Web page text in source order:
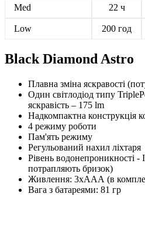
Med 22 ч
Low 200 год
Black Diamond Astro
Плавна зміна яскравості
Один світлодіод типу
яскравість – 175 lm
Надкомпактна конструкція
4 режиму роботи
Пам'ять режиму
Регульований нахил ліхтаря
Рівень водонепроникності -
потрапляють бризок)
Живлення: 3хААА (в
Вага з батареями: 81 гр